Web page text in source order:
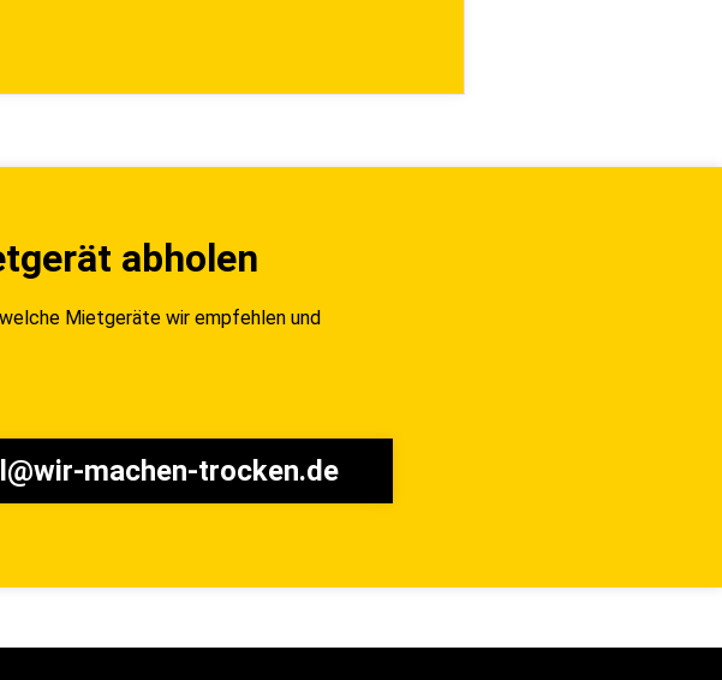
abholen
Mietgeräte wir empfehlen und
machen-trocken.de